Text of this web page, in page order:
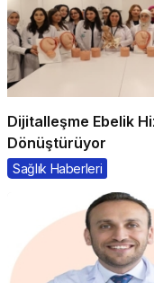
Dijitalleşme Ebelik
Dönüştürüyor
Sağlık Haberleri